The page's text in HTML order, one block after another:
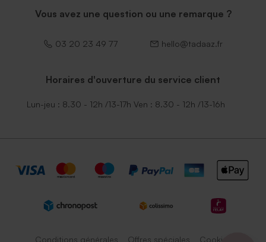
Vous avez une question ou une remarque ?
03 20 23 49 77 hello@tadaaz.fr
Horaires d'ouverture du service client
Lun-jeu : 8.30 - 12h /13-17h Ven : 8.30 - 12h /13-16h
Conditions générales Offres spéciales Cookies